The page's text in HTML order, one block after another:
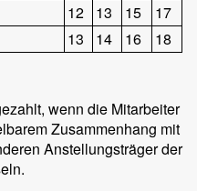
12 13 15
17
13 14 16 18
wenn die Mitarbeiter
Zusammenhang mit
Anstellungsträger der